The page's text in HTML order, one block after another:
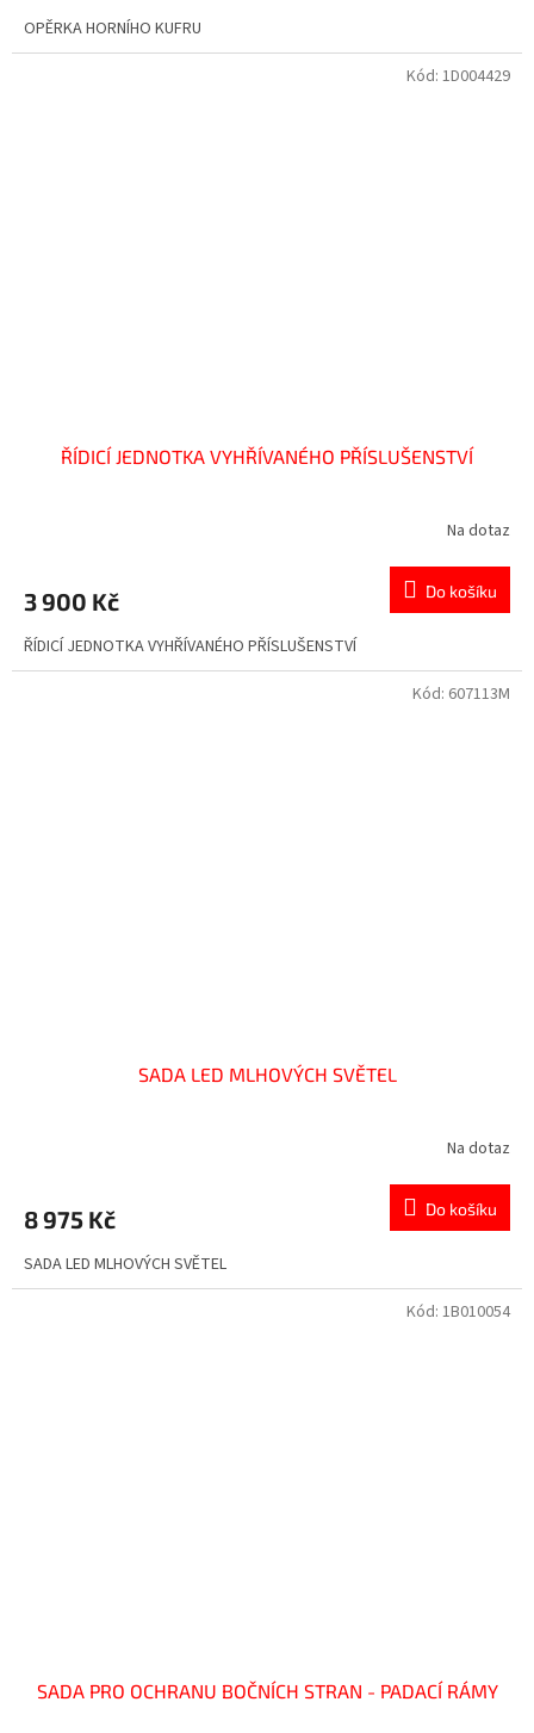
OPĚRKA HORNÍHO KUFRU
ŘÍDICÍ JEDNOTKA VYHŘÍVANÉHO PŘÍSLUŠENSTVÍ
Na dotaz
3 900 Kč Do košíku
ŘÍDICÍ JEDNOTKA VYHŘÍVANÉHO PŘÍSLUŠENSTVÍ
Kód: 1D004429
SADA LED MLHOVÝCH SVĚTEL
Na dotaz
8 975 Kč Do košíku
SADA LED MLHOVÝCH SVĚTEL
Kód: 607113M
SADA PRO OCHRANU BOČNÍCH STRAN - PADACÍ RÁMY
Kód: 1B010054